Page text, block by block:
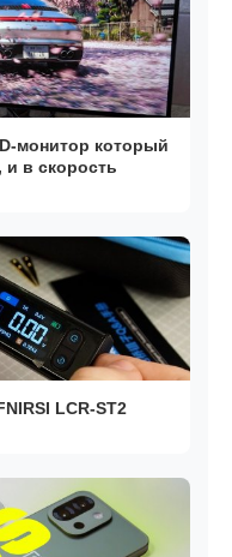
монитор который
и в скорость
LCR-ST2